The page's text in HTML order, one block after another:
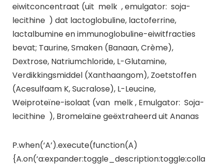
eiwitconcentraat (uit melk , emulgator: soja-
lecithine ) dat lactoglobuline, lactoferrine,
lactalbumine en immunoglobuline-eiwitfracties
bevat; Taurine, Smaken (Banaan, Crème),
Dextrose, Natriumchloride, L-Glutamine,
Verdikkingsmiddel (Xanthaangom), Zoetstoffen
(Acesulfaam K, Sucralose), L-Leucine,
Weiproteïne-isolaat (van melk , Emulgator: Soja-
lecithine ), Bromelaïne geëxtraheerd uit Ananas
P.when(‘A’).execute(function(A)
{A.on(‘a:expander:toggle_description:toggle:colla